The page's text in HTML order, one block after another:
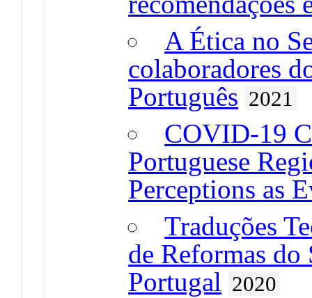
A Ética no
colaboradores
Português 2021
COVID-19
Portuguese
Perceptions as
Traduções
de Reformas do
Portugal 2020